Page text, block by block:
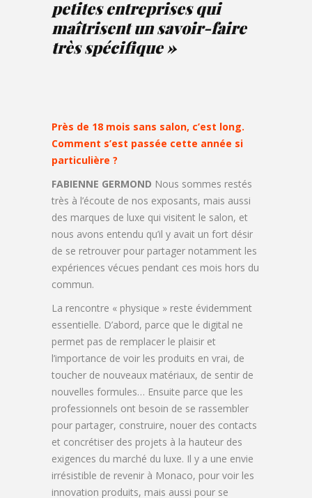
petites entreprises qui
maîtrisent un savoir-faire
très spécifique »
Près de 18 mois sans salon, c’est long.
Comment s’est passée cette année si
particulière ?
FABIENNE GERMOND Nous sommes restés
très à l’écoute de nos exposants, mais aussi
des marques de luxe qui visitent le salon, et
nous avons entendu qu’il y avait un fort désir
de se retrouver pour partager notamment les
expériences vécues pendant ces mois hors du
commun.
La rencontre « physique » reste évidemment
essentielle. D’abord, parce que le digital ne
permet pas de remplacer le plaisir et
l’importance de voir les produits en vrai, de
toucher de nouveaux matériaux, de sentir de
nouvelles formules… Ensuite parce que les
professionnels ont besoin de se rassembler
pour partager, construire, nouer des contacts
et concrétiser des projets à la hauteur des
exigences du marché du luxe. Il y a une envie
irrésistible de revenir à Monaco, pour voir les
innovation produits, mais aussi pour se